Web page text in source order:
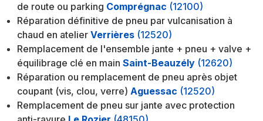
de route ou parking Comprégnac (12100)
Réparation définitive de pneu par vulcanisation à
chaud en atelier Verrières (12520)
Remplacement de l'ensemble jante + pneu + valve +
équilibrage clé en main Saint-Beauzély (12620)
Réparation ou remplacement de pneu après objet
coupant (vis, clou, verre) Aguessac (12520)
Remplacement de pneu sur jante avec protection